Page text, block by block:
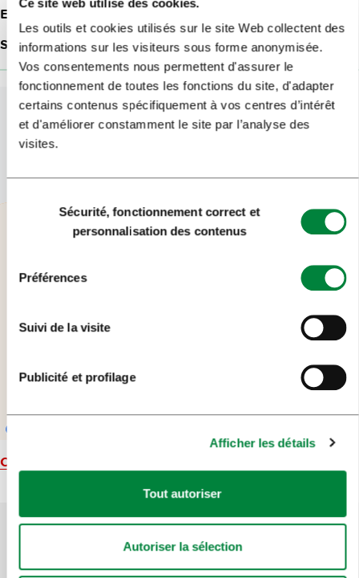
Les outils et cookies utilisés sur le site Web collectent des
informations sur les visiteurs sous forme anonymisée.
Vos consentements nous permettent d'assurer le
fonctionnement de toutes les fonctions du site, d'adapter
certains contenus spécifiquement à vos centres d’intérêt
et d'améliorer constamment le site par l’analyse des
visites.
consentement
Sécurité, fonctionnement correct et
personnalisation des contenus
Préférences
Suivi de la visite
Publicité et profilage
Afficher les détails
Tout autoriser
Autoriser la sélection
E-mail:
Site web:Restaurant Separe
Carte
Aidez-nous à améliorer le site